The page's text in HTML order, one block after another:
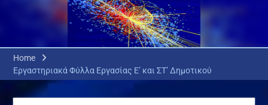
Home
Εργαστηριακά Φύλλα Εργασίας E’ και ΣΤ’ Δημοτικού